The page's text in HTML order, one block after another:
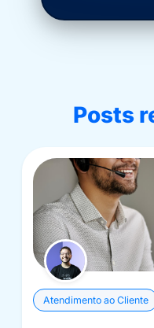
Posts
Atendimento ao Cliente